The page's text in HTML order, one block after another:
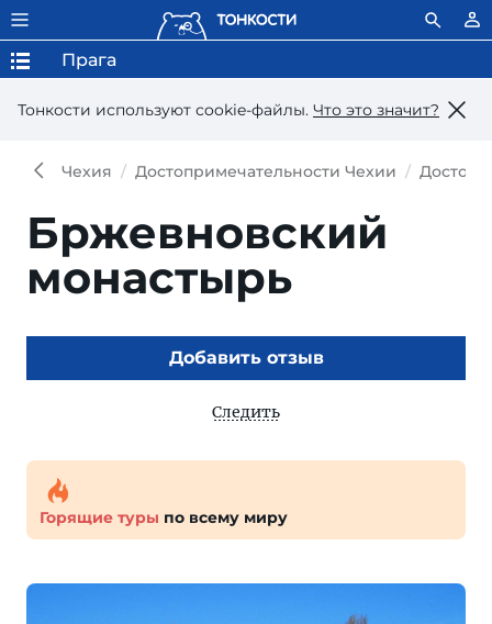
Тонкости используют сookie-файлы. Что это значит?
Прага
Чехия Достопримечательности Чехии
Бржевновский
монастырь
Добавить отзыв
Следить
Горящие туры по всему миру